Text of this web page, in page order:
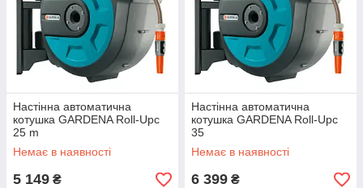
Настінна автоматична
котушка GARDENA Roll-Upc
25 m
Немає в наявності
5 149 ₴
Настінна автоматична
котушка GARDENA Roll-Upc
35
Немає в наявності
6 399 ₴